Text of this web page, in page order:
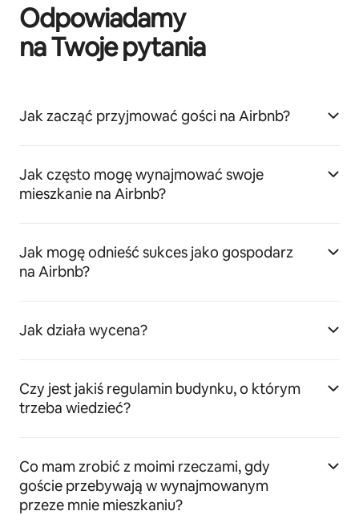
Odpowiadamy
na Twoje pytania
Jak zacząć przyjmować gości na Airbnb?
Jak często mogę wynajmować swoje
mieszkanie na Airbnb?
Jak mogę odnieść sukces jako gospodarz
na Airbnb?
Jak działa wycena?
Czy jest jakiś regulamin budynku, o którym
trzeba wiedzieć?
Co mam zrobić z moimi rzeczami, gdy
goście przebywają w wynajmowanym
przeze mnie mieszkaniu?